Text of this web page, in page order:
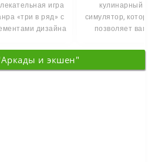
зал и стройте кафе своей
игра
«три в ряд» с
дизайна
вас
кулинарный
симулятор,
позволяет вам
вкусных
и экшен"